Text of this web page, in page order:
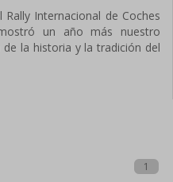
Internacional de Coches
un año más nuestro
la historia y la tradición del
1